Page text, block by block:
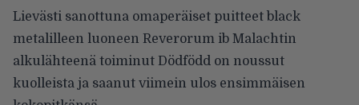
Lievästi sanottuna omaperäiset puitteet black
metalilleen luoneen Reverorum ib Malachtin
alkulähteenä toiminut Dödfödd on noussut
kuolleista ja saanut viimein ulos ensimmäisen